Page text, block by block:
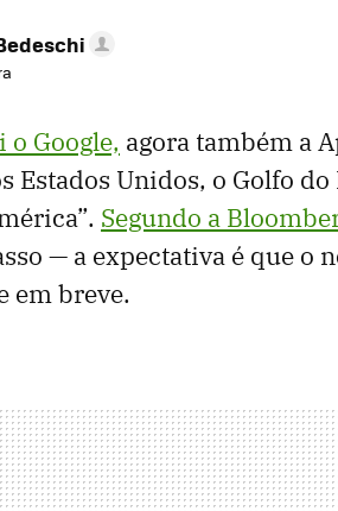
Google, agora também a
Estados Unidos, o Golfo
Segundo a
— a expectativa é que o
em breve.